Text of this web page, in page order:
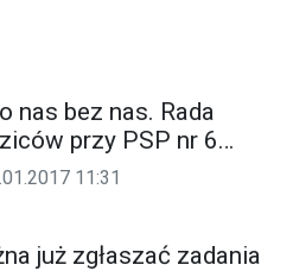
nas bez nas. Rada
przy PSP nr 6
walkę o
11:31
już zgłaszać zadania